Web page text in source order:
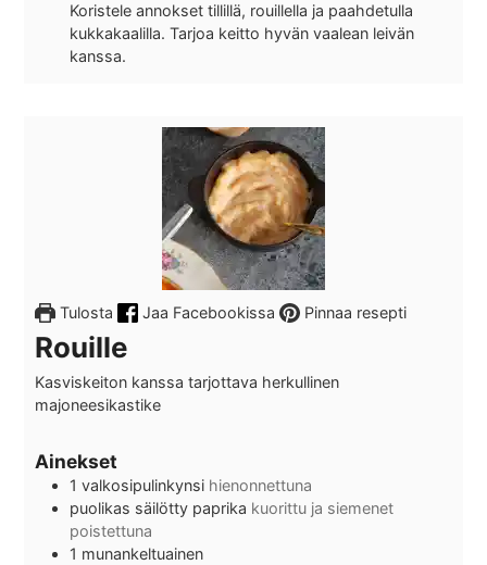
Koristele annokset tillillä, rouillella ja paahdetulla
kukkakaalilla. Tarjoa keitto hyvän vaalean leivän
kanssa.
Tulosta Jaa Facebookissa Pinnaa resepti
Rouille
Kasviskeiton kanssa tarjottava herkullinen
majoneesikastike
Ainekset
1 valkosipulinkynsi hienonnettuna
puolikas säilötty paprika kuorittu ja siemenet
poistettuna
1 munankeltuainen